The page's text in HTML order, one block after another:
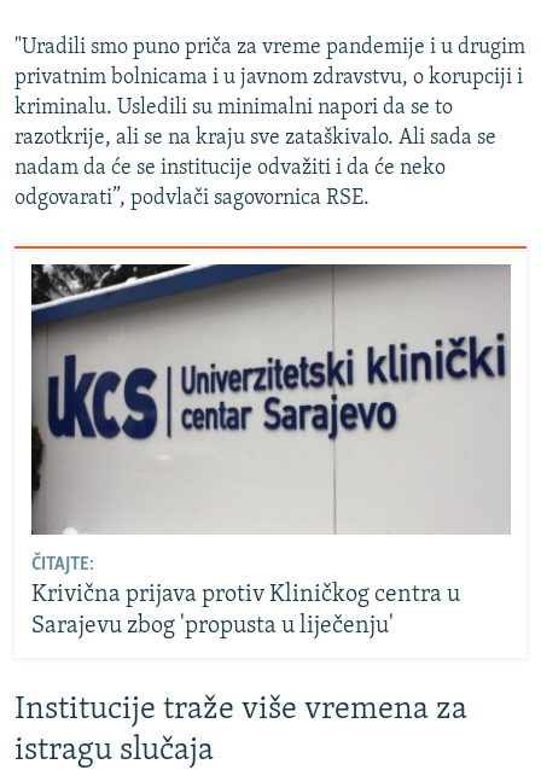
"Uradili smo puno priča za vreme pandemije i u drugim
privatnim bolnicama i u javnom zdravstvu, o korupciji i
kriminalu. Usledili su minimalni napori da se to
razotkrije, ali se na kraju sve zataškivalo. Ali sada se
nadam da će se institucije odvažiti i da će neko
odgovarati”, podvlači sagovornica RSE.
ČITAJTE:
Krivična prijava protiv Kliničkog centra u
Sarajevu zbog 'propusta u liječenju'
Institucije traže više vremena za
istragu slučaja